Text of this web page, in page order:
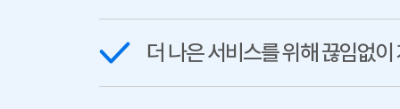
더 나은 서비스를 위해 끊임없